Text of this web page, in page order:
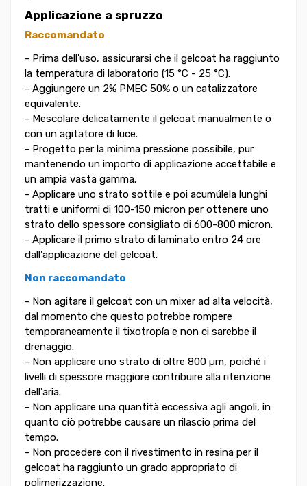
Applicazione a spruzzo
Raccomandato
- Prima dell'uso, assicurarsi che il gelcoat ha raggiunto
la temperatura di laboratorio (15 °C - 25 °C).
- Aggiungere un 2% PMEC 50% o un catalizzatore
equivalente.
- Mescolare delicatamente il gelcoat manualmente o
con un agitatore di luce.
- Progetto per la minima pressione possibile, pur
mantenendo un importo di applicazione accettabile e
un ampia vasta gamma.
- Applicare uno strato sottile e poi acumúlela lunghi
tratti e uniformi di 100-150 micron per ottenere uno
strato dello spessore consigliato di 600-800 micron.
- Applicare il primo strato di laminato entro 24 ore
dall'applicazione del gelcoat.
Non raccomandato
- Non agitare il gelcoat con un mixer ad alta velocità,
dal momento che questo potrebbe rompere
temporaneamente il tixotropía e non ci sarebbe il
drenaggio.
- Non applicare uno strato di oltre 800 µm, poiché i
livelli di spessore maggiore contribuire alla ritenzione
dell'aria.
- Non applicare una quantità eccessiva agli angoli, in
quanto ciò potrebbe causare un rilascio prima del
tempo.
- Non procedere con il rivestimento in resina per il
gelcoat ha raggiunto un grado appropriato di
polimerizzazione.